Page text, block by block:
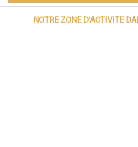
NOTRE ZONE D'ACTIVITE